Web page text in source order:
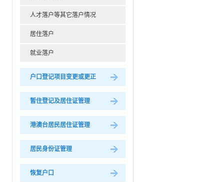
人才落户等其它落户情况
居住落户
就业落户
户口登记项目变更或更正
暂住登记及居住证管理
港澳台居民居住证管理
居民身份证管理
恢复户口